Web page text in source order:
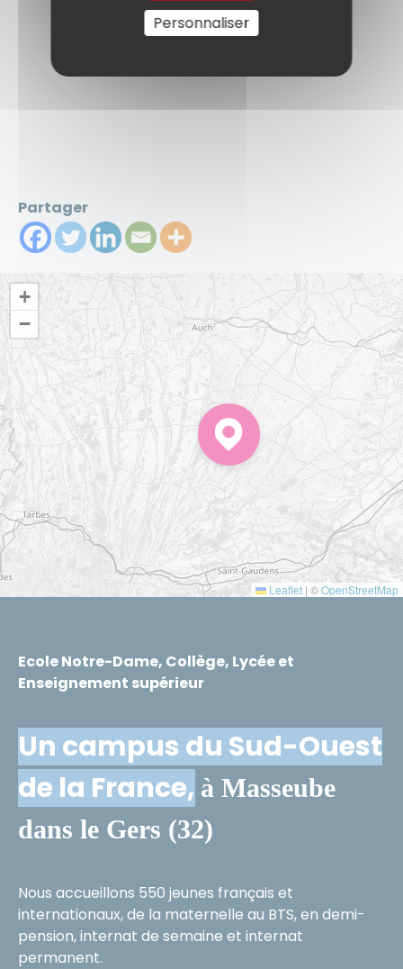
Partager
+
−
Leaflet | ©OpenStreetMap
Ecole Notre-Dame, Collège, Lycée et
Enseignement supérieur
Un campus du Sud-Ouest
de la France, à Masseube
dans le Gers (32)
Nous accueillons 550 jeunes français et
internationaux, de la maternelle au BTS, en demi-
pension, internat de semaine et internat
permanent.
Personnaliser